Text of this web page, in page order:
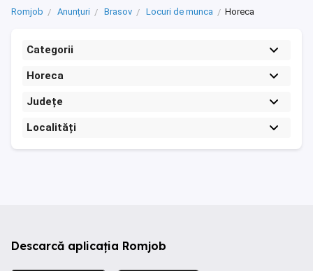
Romjob Anunțuri Brasov Locuri de munca Horeca
Categorii
Horeca
Județe
Localități
Descarcă aplicația Romjob